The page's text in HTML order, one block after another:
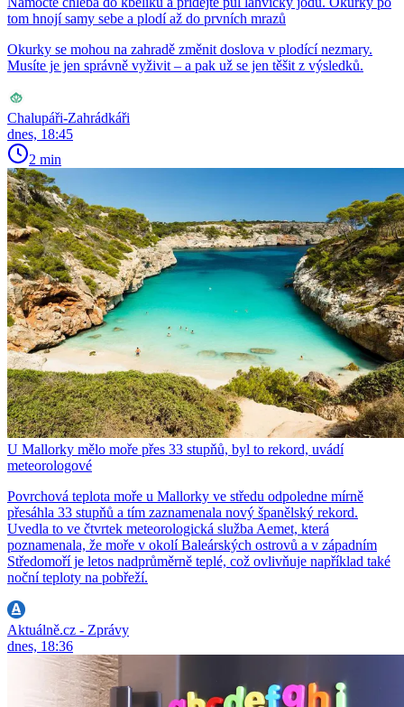
tom hnojí samy sebe a plodí až do prvních mrazů
Okurky se mohou na zahradě změnit doslova v plodící nezmary.
Musíte je jen správně vyživit – a pak už se jen těšit z výsledků.
Chalupáři-Zahrádkáři
dnes, 18:45
2 min
U Mallorky mělo moře přes 33 stupňů, byl to rekord, uvádí
meteorologové
Povrchová teplota moře u Mallorky ve středu odpoledne mírně
přesáhla 33 stupňů a tím zaznamenala nový španělský rekord.
Uvedla to ve čtvrtek meteorologická služba Aemet, která
poznamenala, že moře v okolí Baleárských ostrovů a v západním
Středomoří je letos nadprůměrně teplé, což ovlivňuje například také
noční teploty na pobřeží.
Aktuálně.cz - Zprávy
dnes, 18:36